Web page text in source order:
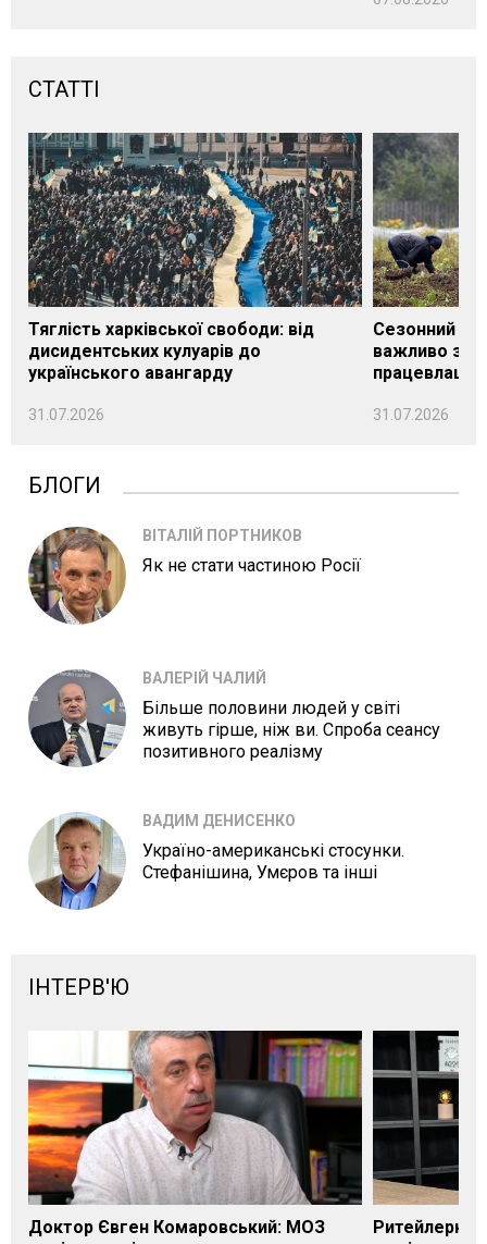
СТАТТІ
Тяглість харківської свободи: від
дисидентських кулуарів до
українського авангарду
31.07.2026
Сезонний
важливо
31.07.2026
БЛОГИ
ВІТАЛІЙ ПОРТНИКОВ
Як не стати частиною Росії
ВАЛЕРІЙ ЧАЛИЙ
Більше половини людей у світі
живуть гірше, ніж ви. Спроба сеансу
позитивного реалізму
ВАДИМ ДЕНИСЕНКО
Україно-американські стосунки.
Стефанішина, Умєров та інші
ІНТЕРВ'Ю
Доктор Євген Комаровський: МОЗ
Ритейлерка